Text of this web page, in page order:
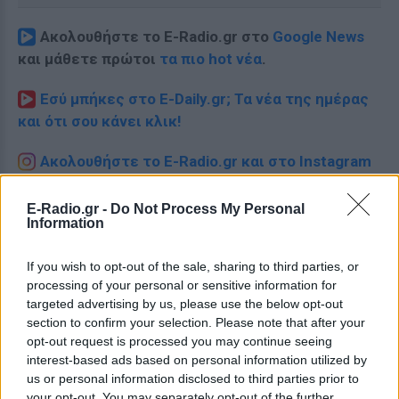
E-Radio.gr - Do Not Process My Personal
Information
If you wish to opt-out of the sale, sharing to third parties, or
processing of your personal or sensitive information for
targeted advertising by us, please use the below opt-out
section to confirm your selection. Please note that after your
opt-out request is processed you may continue seeing
interest-based ads based on personal information utilized by
us or personal information disclosed to third parties prior to
Ακολουθήστε το E-Radio.gr στο Google News
και μάθετε πρώτοι τα πιο hot νέα.
Εσύ μπήκες στο E-Daily.gr; Τα νέα της ημέρας
και ότι σου κάνει κλικ!
Ακολουθήστε το E-Radio.gr και στο Instagram